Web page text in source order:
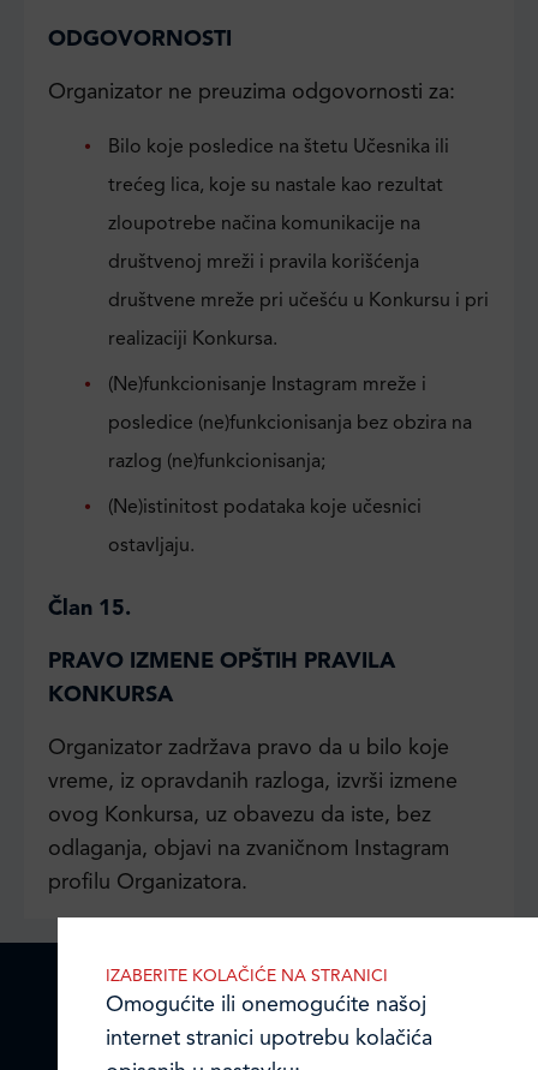
ODGOVORNOSTI
Organizator ne preuzima odgovornosti za:
Bilo koje posledice na štetu Učesnika ili
trećeg lica, koje su nastale kao rezultat
zloupotrebe načina komunikacije na
društvenoj mreži i pravila korišćenja
društvene mreže pri učešću u Konkursu i pri
realizaciji Konkursa.
(Ne)funkcionisanje Instagram mreže i
posledice (ne)funkcionisanja bez obzira na
razlog (ne)funkcionisanja;
(Ne)istinitost podataka koje učesnici
ostavljaju.
Član 15.
PRAVO IZMENE OPŠTIH PRAVILA
KONKURSA
Organizator zadržava pravo da u bilo koje
vreme, iz opravdanih razloga, izvrši izmene
ovog Konkursa, uz obavezu da iste, bez
odlaganja, objavi na zvaničnom Instagram
profilu Organizatora.
IZABERITE KOLAČIĆE NA STRANICI
Omogućite ili onemogućite našoj
internet stranici upotrebu kolačića